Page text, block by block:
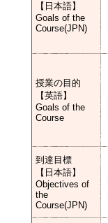
【日本語】
Goals of the
Course(JPN)
授業の目的
【英語】
Goals of the
Course
到達目標
【日本語】
Objectives of
the
Course(JPN)